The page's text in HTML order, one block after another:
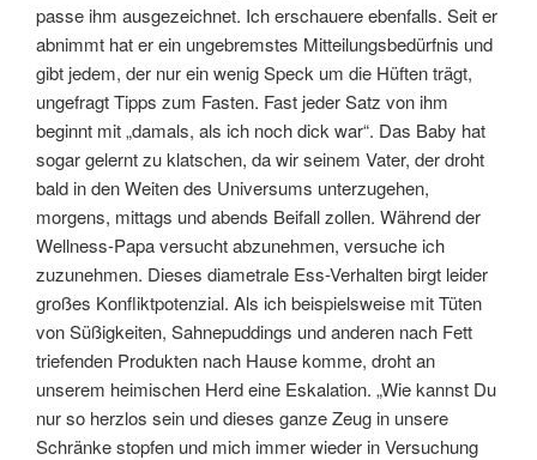
passe ihm ausgezeichnet. Ich erschauere ebenfalls. Seit er
abnimmt hat er ein ungebremstes Mitteilungsbedürfnis und
gibt jedem, der nur ein wenig Speck um die Hüften trägt,
ungefragt Tipps zum Fasten. Fast jeder Satz von ihm
beginnt mit „damals, als ich noch dick war“. Das Baby hat
sogar gelernt zu klatschen, da wir seinem Vater, der droht
bald in den Weiten des Universums unterzugehen,
morgens, mittags und abends Beifall zollen. Während der
Wellness-Papa versucht abzunehmen, versuche ich
zuzunehmen. Dieses diametrale Ess-Verhalten birgt leider
großes Konfliktpotenzial. Als ich beispielsweise mit Tüten
von Süßigkeiten, Sahnepuddings und anderen nach Fett
triefenden Produkten nach Hause komme, droht an
unserem heimischen Herd eine Eskalation. „Wie kannst Du
nur so herzlos sein und dieses ganze Zeug in unsere
Schränke stopfen und mich immer wieder in Versuchung